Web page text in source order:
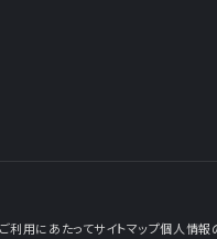
利用にあたってサイトマップ個人情報